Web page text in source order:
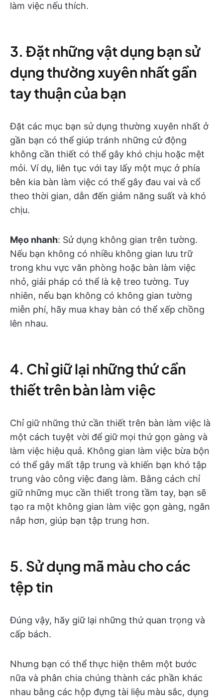
làm việc nếu thích.
3. Đặt những vật dụng bạn sử
dụng thường xuyên nhất gần
tay thuận của bạn
Đặt các mục bạn sử dụng thường xuyên nhất ở
gần bạn có thể giúp tránh những cử động
không cần thiết có thể gây khó chịu hoặc mệt
mỏi. Ví dụ, liên tục với tay lấy một mục ở phía
bên kia bàn làm việc có thể gây đau vai và cổ
theo thời gian, dẫn đến giảm năng suất và khó
chịu.
Mẹo nhanh: Sử dụng không gian trên tường.
Nếu bạn không có nhiều không gian lưu trữ
trong khu vực văn phòng hoặc bàn làm việc
nhỏ, giải pháp có thể là kệ treo tường. Tuy
nhiên, nếu bạn không có không gian tường
miễn phí, hãy mua khay bàn có thể xếp chồng
lên nhau.
4. Chỉ giữ lại những thứ cần
thiết trên bàn làm việc
Chỉ giữ những thứ cần thiết trên bàn làm việc là
một cách tuyệt vời để giữ mọi thứ gọn gàng và
làm việc hiệu quả. Không gian làm việc bừa bộn
có thể gây mất tập trung và khiến bạn khó tập
trung vào công việc đang làm. Bằng cách chỉ
giữ những mục cần thiết trong tầm tay, bạn sẽ
tạo ra một không gian làm việc gọn gàng, ngăn
nắp hơn, giúp bạn tập trung hơn.
5. Sử dụng mã màu cho các
tệp tin
Đúng vậy, hãy giữ lại những thứ quan trọng và
cấp bách.
Nhưng bạn có thể thực hiện thêm một bước
nữa và phân chia chúng thành các phần khác
nhau bằng các hộp đựng tài liệu màu sắc, dụng